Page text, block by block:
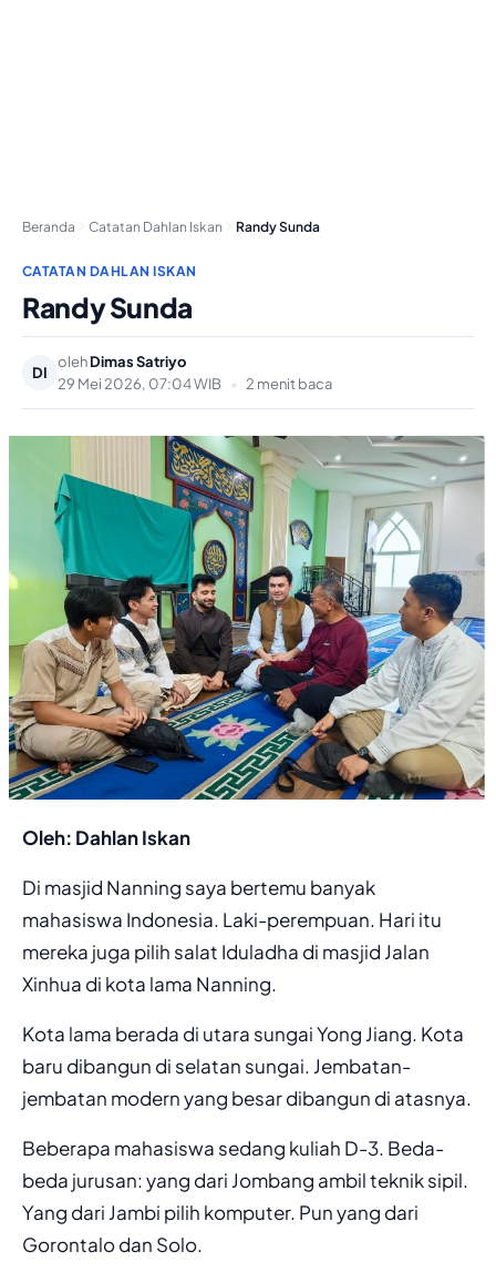
Beranda Catatan Dahlan Iskan Randy Sunda
CATATAN DAHLAN ISKAN
Randy Sunda
DI
olehDimas Satriyo
29 Mei 2026, 07:04 WIB
• 2 menit baca
Oleh: Dahlan Iskan
Di masjid Nanning saya bertemu banyak
mahasiswa Indonesia. Laki-perempuan. Hari itu
mereka juga pilih salat Iduladha di masjid Jalan
Xinhua di kota lama Nanning.
Kota lama berada di utara sungai Yong Jiang. Kota
baru dibangun di selatan sungai. Jembatan-
jembatan modern yang besar dibangun di atasnya.
Beberapa mahasiswa sedang kuliah D-3. Beda-
beda jurusan: yang dari Jombang ambil teknik sipil.
Yang dari Jambi pilih komputer. Pun yang dari
Gorontalo dan Solo.